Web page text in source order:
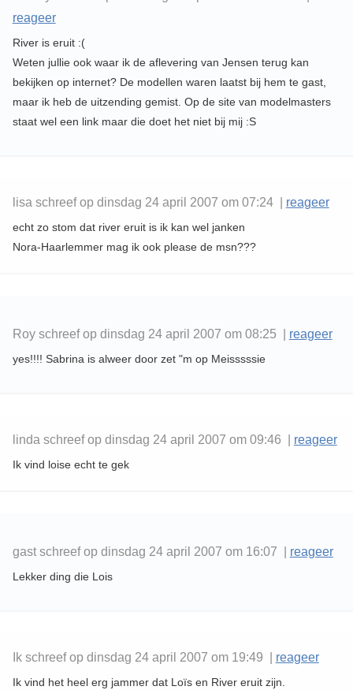
reageer
River is eruit :(
Weten jullie ook waar ik de aflevering van Jensen terug kan
bekijken op internet? De modellen waren laatst bij hem te gast,
maar ik heb de uitzending gemist. Op de site van modelmasters
staat wel een link maar die doet het niet bij mij :S
lisa schreef op dinsdag 24 april 2007 om 07:24 | reageer
echt zo stom dat river eruit is ik kan wel janken
Nora-Haarlemmer mag ik ook please de msn???
Roy schreef op dinsdag 24 april 2007 om 08:25 | reageer
yes!!!! Sabrina is alweer door zet "m op Meisssssie
linda schreef op dinsdag 24 april 2007 om 09:46 | reageer
Ik vind loise echt te gek
gast schreef op dinsdag 24 april 2007 om 16:07 | reageer
Lekker ding die Lois
Ik schreef op dinsdag 24 april 2007 om 19:49 | reageer
Ik vind het heel erg jammer dat Loïs en River eruit zijn.